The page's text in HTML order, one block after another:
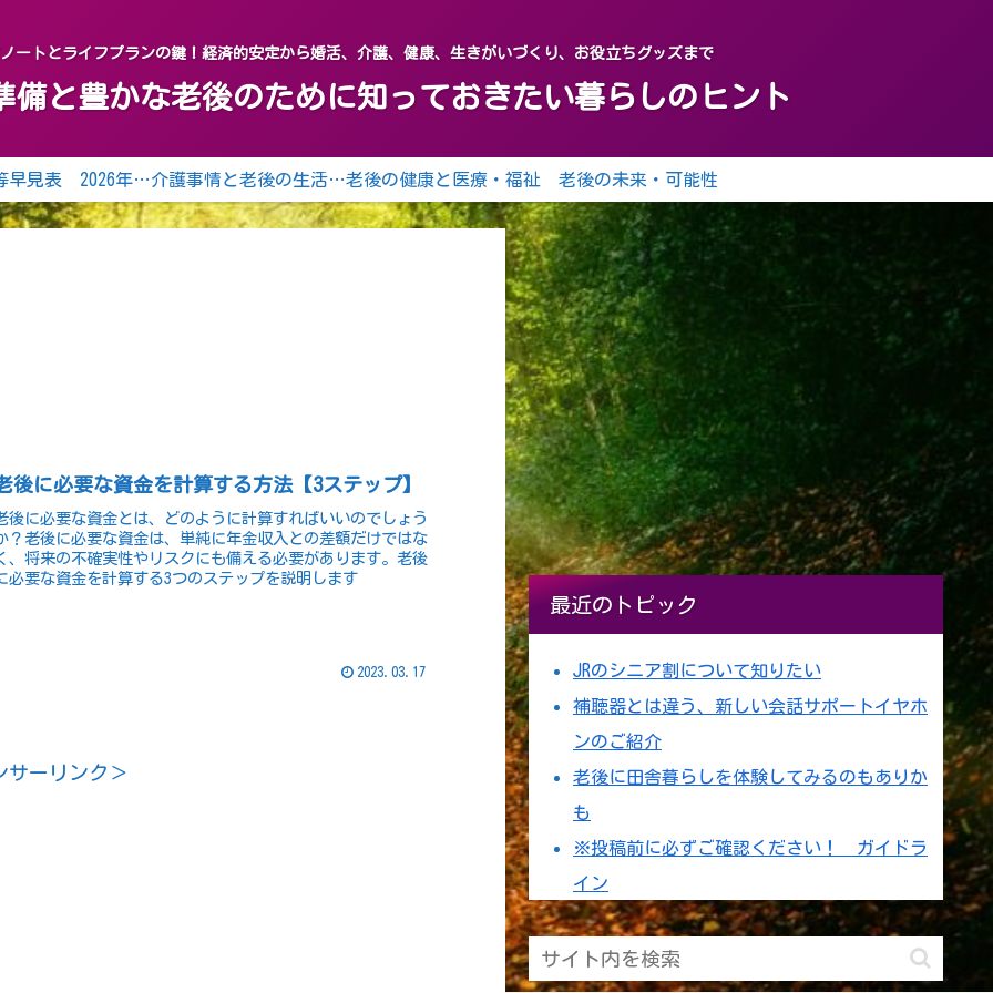
ートとライフプランの鍵！経済的安定から婚活、介護、健康、生きがいづくり、お役立ちグッズまで
備と豊かな老後のために知っておきたい暮らしのヒント
年齢等早見表 2026年（令和8年） 2027年（令和9年） 介護事情と老後の生活の知恵老後の健康と医療・福祉 老後の未来・可能性
後に必要な資金を計算する方法【3ステップ】
後に必要な資金とは、どのように計算すればいいのでしょう
？老後に必要な資金は、単純に年金収入との差額だけではな
、将来の不確実性やリスクにも備える必要があります。老後
必要な資金を計算する3つのステップを説明します
2023.03.17
サーリンク＞
最近のトピック
JRのシニア割について知りたい
補聴器とは違う、新しい会話サポートイヤホ
ンのご紹介
老後に田舎暮らしを体験してみるのもありか
も
※投稿前に必ずご確認ください！ ガイドラ
イン